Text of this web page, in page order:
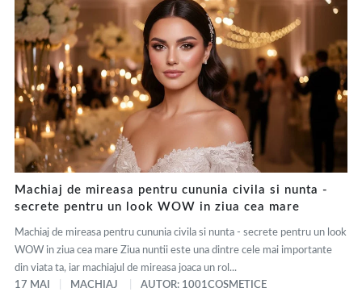
Machiaj de mireasa pentru cununia civila si nunta -
secrete pentru un look WOW in ziua cea mare
Machiaj de mireasa pentru cununia civila si nunta - secrete pentru un look
WOW in ziua cea mare Ziua nuntii este una dintre cele mai importante
din viata ta, iar machiajul de mireasa joaca un rol...
17 MAI
MACHIAJ AUTOR: 1001COSMETICE